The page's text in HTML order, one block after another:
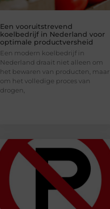
Een vooruitstrevend
koelbedrijf in Nederland voor
optimale productversheid
Een modern koelbedrijf in
Nederland draait niet alleen om
het bewaren van producten, maar
om het volledige proces van
drogen,